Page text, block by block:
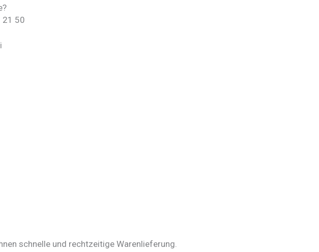
21 50
schnelle und rechtzeitige Warenlieferung.